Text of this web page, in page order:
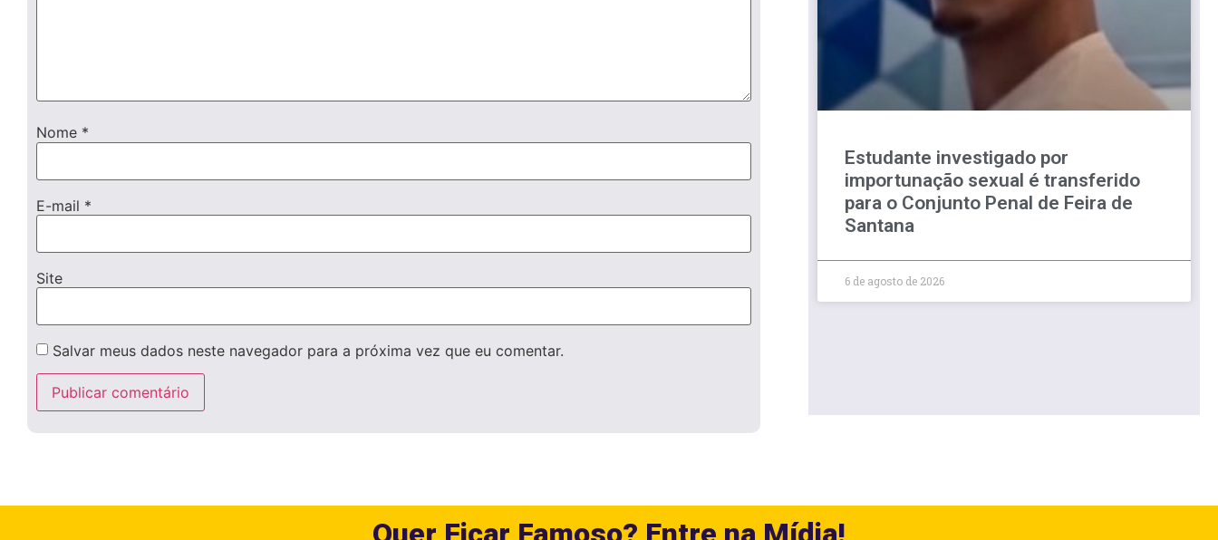
Nome *
E-mail *
Site
Salvar meus dados neste navegador para a próxima vez que eu comentar.
Estudante investigado por
importunação sexual é transferido
para o Conjunto Penal de Feira de
Santana
6 de agosto de 2026